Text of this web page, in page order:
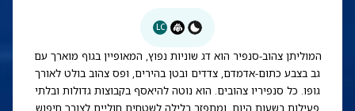
LC
המוליתן צהוב-סנפיר הוא דג שוניות נפוץ, המאופיין בגוף מוארך עם
גב בצבע כתום-אדמדם, צדדים ובטן בהירים, ופס צהוב בולט לאורך
גופו. כל סנפיריו צהובים. הוא נוטה להיאסף בקבוצות גדולות ובלתי
פעילות בשעות היום, ומתפזר בלילה לשטחים חוליים לצורך חיפוש